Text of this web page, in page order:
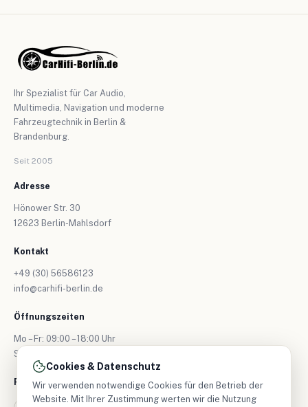
Ihr Spezialist für Car Audio,
Multimedia, Navigation und moderne
Fahrzeugtechnik in Berlin &
Brandenburg.
Seit 2005
Adresse
Hönower Str. 30
12623 Berlin-Mahlsdorf
Kontakt
+49 (30) 56586123
info@carhifi-berlin.de
Öffnungszeiten
Mo – Fr: 09:00 – 18:00 Uhr
Sa: nur nach Vereinbarung
Folgen Sie uns
Cookies & Datenschutz
Wir verwenden notwendige Cookies für den Betrieb der
Website. Mit Ihrer Zustimmung werten wir die Nutzung